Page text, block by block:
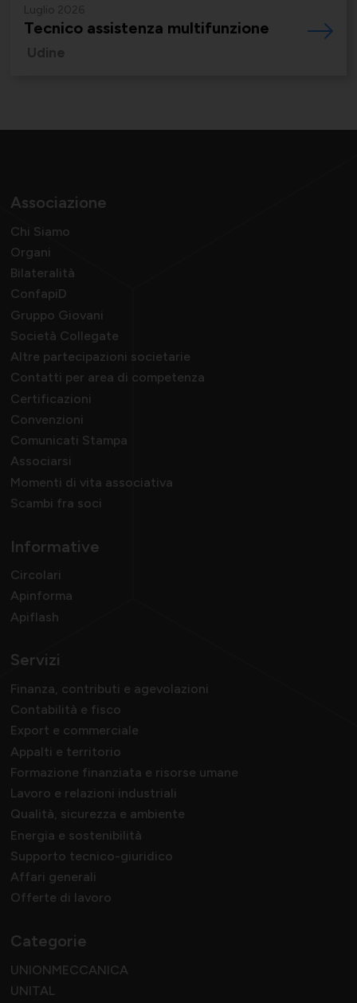
Luglio 2026
Tecnico assistenza multifunzione
Udine
Associazione
Chi Siamo
Organi
Bilateralità
ConfapiD
Gruppo Giovani
Società Collegate
Altre partecipazioni societarie
Contatti per area di competenza
Certificazioni
Convenzioni
Comunicati Stampa
Associarsi
Momenti di vita associativa
Scambi fra soci
Informative
Circolari
Apinforma
Apiflash
Servizi
Finanza, contributi e agevolazioni
Contabilità e fisco
Export e commerciale
Appalti e territorio
Formazione finanziata e risorse umane
Lavoro e relazioni industriali
Qualità, sicurezza e ambiente
Energia e sostenibilità
Supporto tecnico-giuridico
Affari generali
Offerte di lavoro
Categorie
UNIONMECCANICA
UNITAL
Momenti di vita associativa
Varie